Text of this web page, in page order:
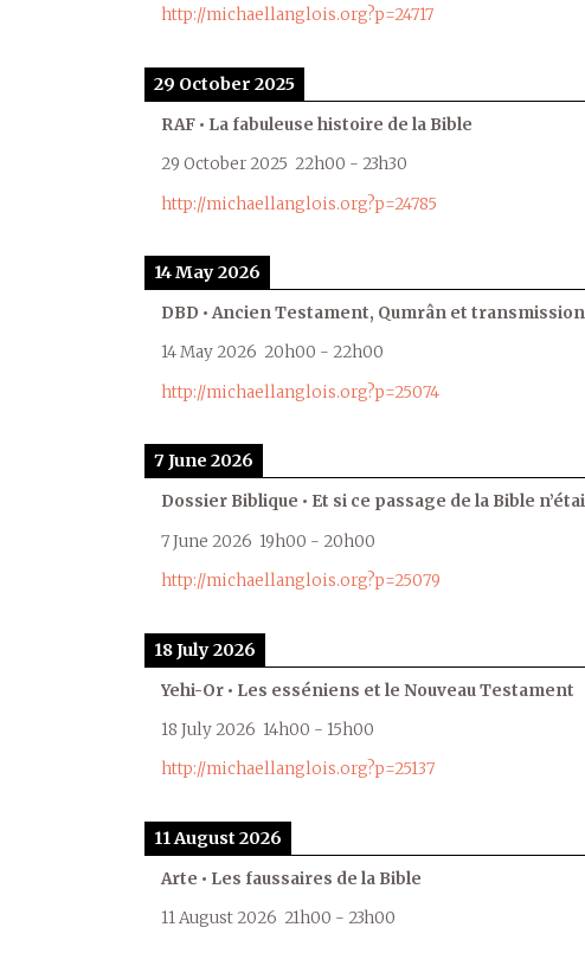
http://michaellanglois.org?p=24717
29 October 2025
RAF • La fabuleuse histoire de la Bible
29 October 2025 22h00 - 23h30
http://michaellanglois.org?p=24785
14 May 2026
DBD • Ancien Testament, Qumrân et
14 May 2026 20h00 - 22h00
http://michaellanglois.org?p=25074
7 June 2026
Dossier Biblique • Et si ce passage de la Bible
7 June 2026 19h00 - 20h00
http://michaellanglois.org?p=25079
18 July 2026
Yehi-Or • Les esséniens et le Nouveau Testament
18 July 2026 14h00 - 15h00
http://michaellanglois.org?p=25137
11 August 2026
Arte • Les faussaires de la Bible
11 August 2026 21h00 - 23h00